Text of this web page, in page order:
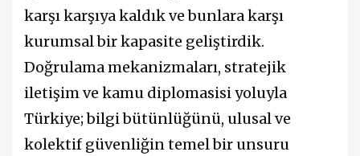
karşı karşıya kaldık ve bunlara karşı
kurumsal bir kapasite geliştirdik.
Doğrulama mekanizmaları, stratejik
iletişim ve kamu diplomasisi yoluyla
Türkiye; bilgi bütünlüğünü, ulusal ve
kolektif güvenliğin temel bir unsuru